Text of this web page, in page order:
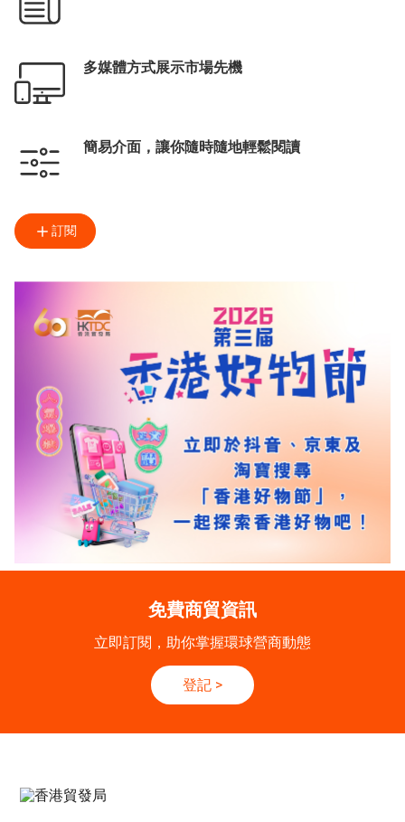
多媒體方式展示市場先機
簡易介面，讓你隨時隨地輕鬆閱讀
訂閱
免費商貿資訊
立即訂閱，助你掌握環球營商動態
登記 >